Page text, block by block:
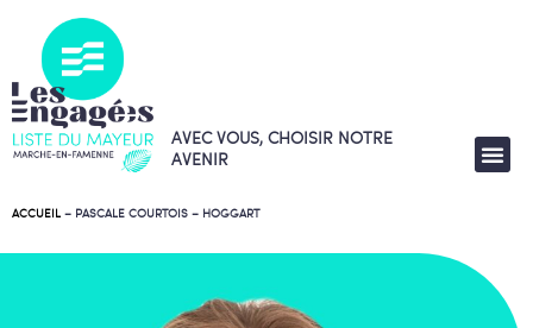
AVEC VOUS, CHOISIR NOTRE
AVENIR
ACCUEIL – PASCALE COURTOIS – HOGGART